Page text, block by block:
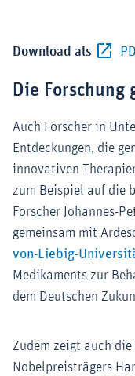
Download als
Die Forschung
Auch Forscher in
Entdeckungen, die
innovativen
zum Beispiel auf die
Forscher Johannes-
gemeinsam mit
von-Liebig-
Medikaments zur
dem Deutschen
Zudem zeigt auch
Nobelpreisträgers